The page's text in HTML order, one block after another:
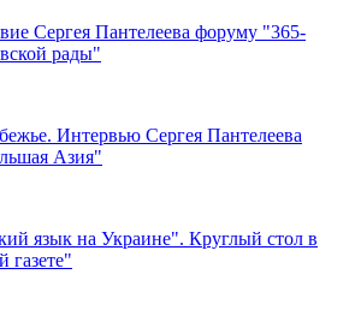
Сергея Пантелеева форуму "365-
рады"
Интервью Сергея Пантелеева
Азия"
язык на Украине". Круглый стол в
газете"